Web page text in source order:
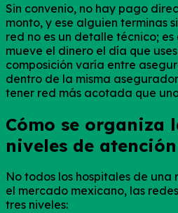
Sin convenio, no hay pago
monto, y ese alguien terminas
red no es un detalle técnico; es
mueve el dinero el día que
composición varía entre
dentro de la misma
tener red más acotada que
Cómo se organiza
niveles de atención
No todos los hospitales de una
el mercado mexicano, las
tres niveles: